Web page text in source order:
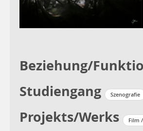
Beziehung/
Studiengang Szenografie
Projekts/Werks
Film